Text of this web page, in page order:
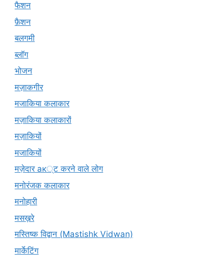
फैशन
फ़ैशन
बलगमी
ब्लॉग
भोजन
मज़ाकगीर
मजाकिया कलाकार
मज़ाकिया कलाकारों
मज़ाकियों
मजाकियों
मज़ेदार ак्ट करने वाले लोग
मनोरंजक कलाकार
मनोहारी
मसख़रे
मस्तिष्क विद्वान (Mastishk Vidwan)
मार्केटिंग